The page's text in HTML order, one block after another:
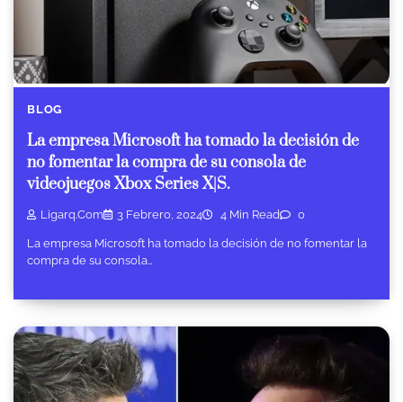
BLOG
La empresa Microsoft ha tomado la decisión de
no fomentar la compra de su consola de
videojuegos Xbox Series X|S.
Ligarq.com 3 Febrero, 2024 4 Min Read 0
La empresa Microsoft ha tomado la decisión de no fomentar la
compra de su consola…